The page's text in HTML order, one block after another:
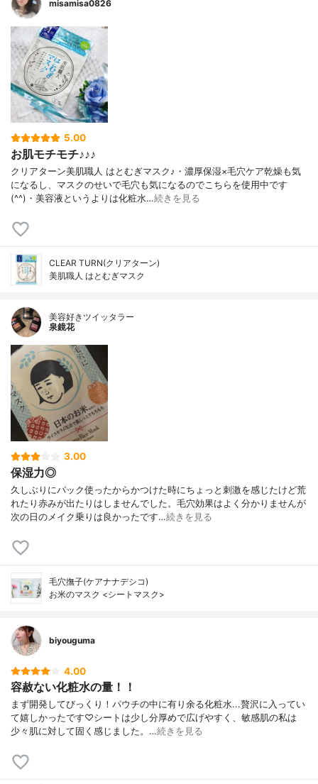
misamisa0826
5.00
お肌モチモチ♪♪♪
クリアターン美肌職人 はとむぎマスク♪・濃厚保湿×毛穴ケア乾燥も気
になるし、マスクのせいで毛穴も気になるのでこちらを使用中です
(^^)・美容液というよりは化粧水…続きを見る
CLEAR TURN(クリアターン)
美肌職人 はとむぎマスク
美容好きツイッタラー
泉鏡花
3.00
保湿力◎
久しぶりにパック使ったからかつけた時にちょっと刺激を感じたけど荒
れたり赤みが出たりはしませんでした。毛穴効果はよく分かりませんが
次の日のメイク乗りは良かったです…続きを見る
毛穴撫子(ケアナナデシコ)
お米のマスク <シートマスク>
biyouguma
4.00
容赦ない化粧水の量！！
まず開発してびっくり！パウチの中に有り余る化粧水...贅沢に入ってい
て嬉しかったです♡シートは少し分厚めで広げやすく、敏感肌の私は
少々肌に対して固く感じました。…続きを見る